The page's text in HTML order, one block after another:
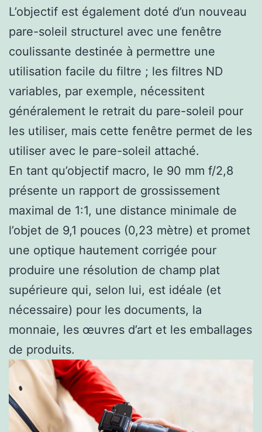
L’objectif est également doté d’un nouveau
pare-soleil structurel avec une fenêtre
coulissante destinée à permettre une
utilisation facile du filtre ; les filtres ND
variables, par exemple, nécessitent
généralement le retrait du pare-soleil pour
les utiliser, mais cette fenêtre permet de les
utiliser avec le pare-soleil attaché.
En tant qu’objectif macro, le 90 mm f/2,8
présente un rapport de grossissement
maximal de 1:1, une distance minimale de
l’objet de 9,1 pouces (0,23 mètre) et promet
une optique hautement corrigée pour
produire une résolution de champ plat
supérieure qui, selon lui, est idéale (et
nécessaire) pour les documents, la
monnaie, les œuvres d’art et les emballages
de produits.